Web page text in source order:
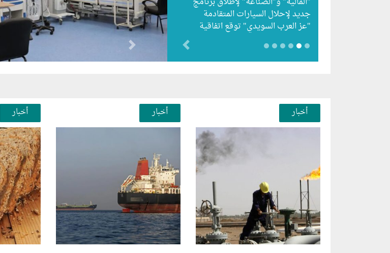
جديد لإحلال السيارات المتقادمة
"عز العرب السويدي" توقع اتفاقية
باستثمارات 5 مليارات جنيه…
أخبار أخبار أخبار